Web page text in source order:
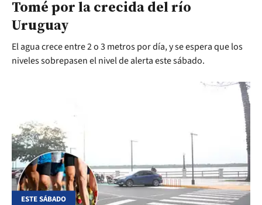
Tomé por la crecida del río
Uruguay
El agua crece entre 2 o 3 metros por día, y se espera que los
niveles sobrepasen el nivel de alerta este sábado.
ESTE SÁBADO